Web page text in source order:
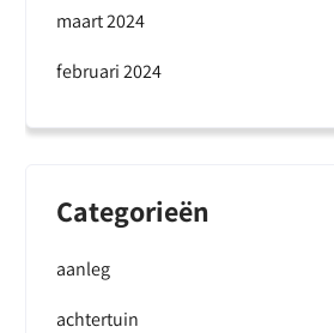
maart 2024
februari 2024
Categorieën
aanleg
achtertuin